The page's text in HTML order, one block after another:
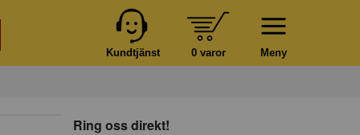
Meny
0 varor
Kundtjänst
Ring oss direkt!